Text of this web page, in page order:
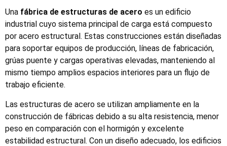
Una fábrica de estructuras de acero es un edificio
industrial cuyo sistema principal de carga está compuesto
por acero estructural. Estas construcciones están diseñadas
para soportar equipos de producción, líneas de fabricación,
grúas puente y cargas operativas elevadas, manteniendo al
mismo tiempo amplios espacios interiores para un flujo de
trabajo eficiente.
Las estructuras de acero se utilizan ampliamente en la
construcción de fábricas debido a su alta resistencia, menor
peso en comparación con el hormigón y excelente
estabilidad estructural. Con un diseño adecuado, los edificios